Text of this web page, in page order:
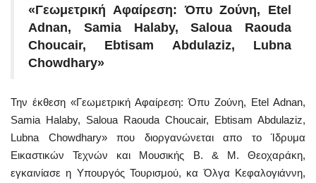
«Γεωμετρική Αφαίρεση: Όπυ Ζούνη, Etel
Adnan, Samia Halaby, Saloua Raouda
Choucair, Ebtisam Abdulaziz, Lubna
Chowdhary»
Την έκθεση «Γεωμετρική Αφαίρεση: Όπυ Ζούνη, Etel Adnan,
Samia Halaby, Saloua Raouda Choucair, Ebtisam Abdulaziz,
Lubna Chowdhary» που διοργανώνεται απο το Ίδρυμα
Εικαστικών Τεχνών και Μουσικής Β. & Μ. Θεοχαράκη,
εγκαινίασε η Υπουργός Τουρισμού, κα Όλγα Κεφαλογιάννη,